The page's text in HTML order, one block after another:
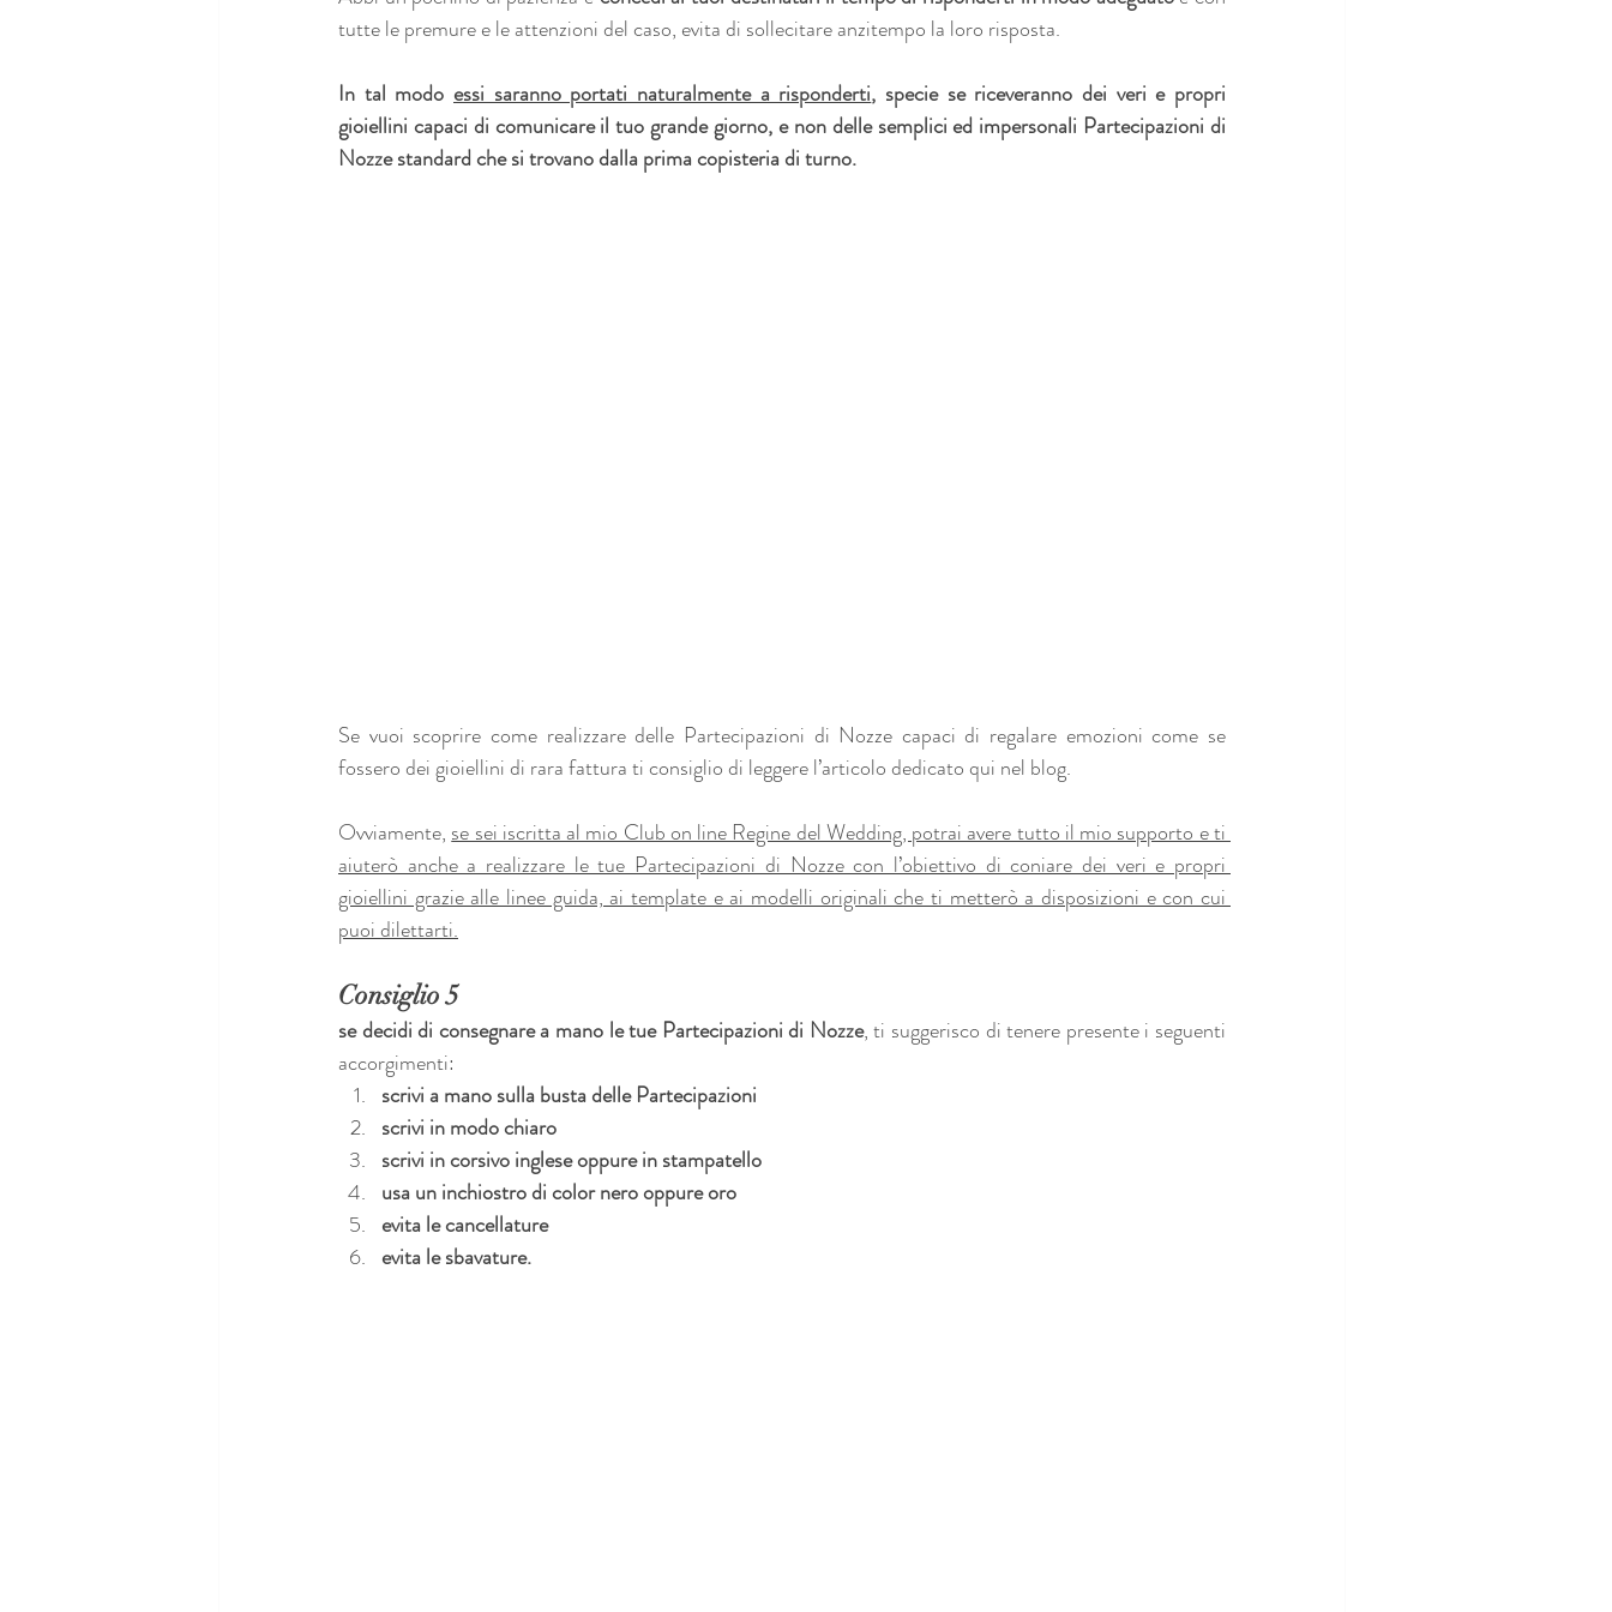
tutte le premure e le attenzioni del caso, evita di sollecitare anzitempo la loro risposta.
In tal modo essi saranno portati naturalmente a risponderti, specie se riceveranno dei veri e propri
gioiellini capaci di comunicare il tuo grande giorno, e non delle semplici ed impersonali Partecipazioni di
Nozze standard che si trovano dalla prima copisteria di turno.
Se vuoi scoprire come realizzare delle Partecipazioni di Nozze capaci di regalare emozioni come se
fossero dei gioiellini di rara fattura ti consiglio di leggere l’articolo dedicato qui nel blog.
Ovviamente, se sei iscritta al mio Club on line Regine del Wedding, potrai avere tutto il mio supporto e ti
aiuterò anche a realizzare le tue Partecipazioni di Nozze con l’obiettivo di coniare dei veri e propri
gioiellini grazie alle linee guida, ai template e ai modelli originali che ti metterò a disposizioni e con cui
puoi dilettarti.
Consiglio 5
se decidi di consegnare a mano le tue Partecipazioni di Nozze, ti suggerisco di tenere presente i seguenti
accorgimenti:
scrivi a mano sulla busta delle Partecipazioni
scrivi in modo chiaro
scrivi in corsivo inglese oppure in stampatello
usa un inchiostro di color nero oppure oro
evita le cancellature
evita le sbavature.